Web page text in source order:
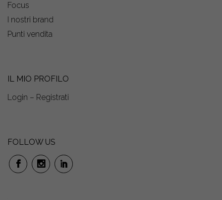
Focus
I nostri brand
Punti vendita
IL MIO PROFILO
Login – Registrati
FOLLOW US